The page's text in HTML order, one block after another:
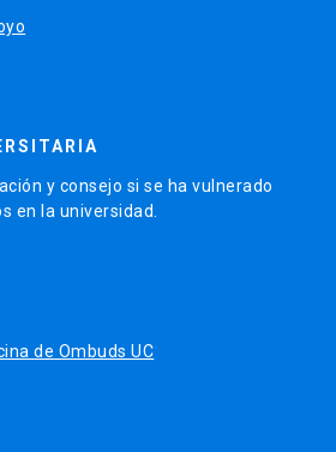
y consejo si se ha vulnerado
en la universidad.
de Ombuds UC